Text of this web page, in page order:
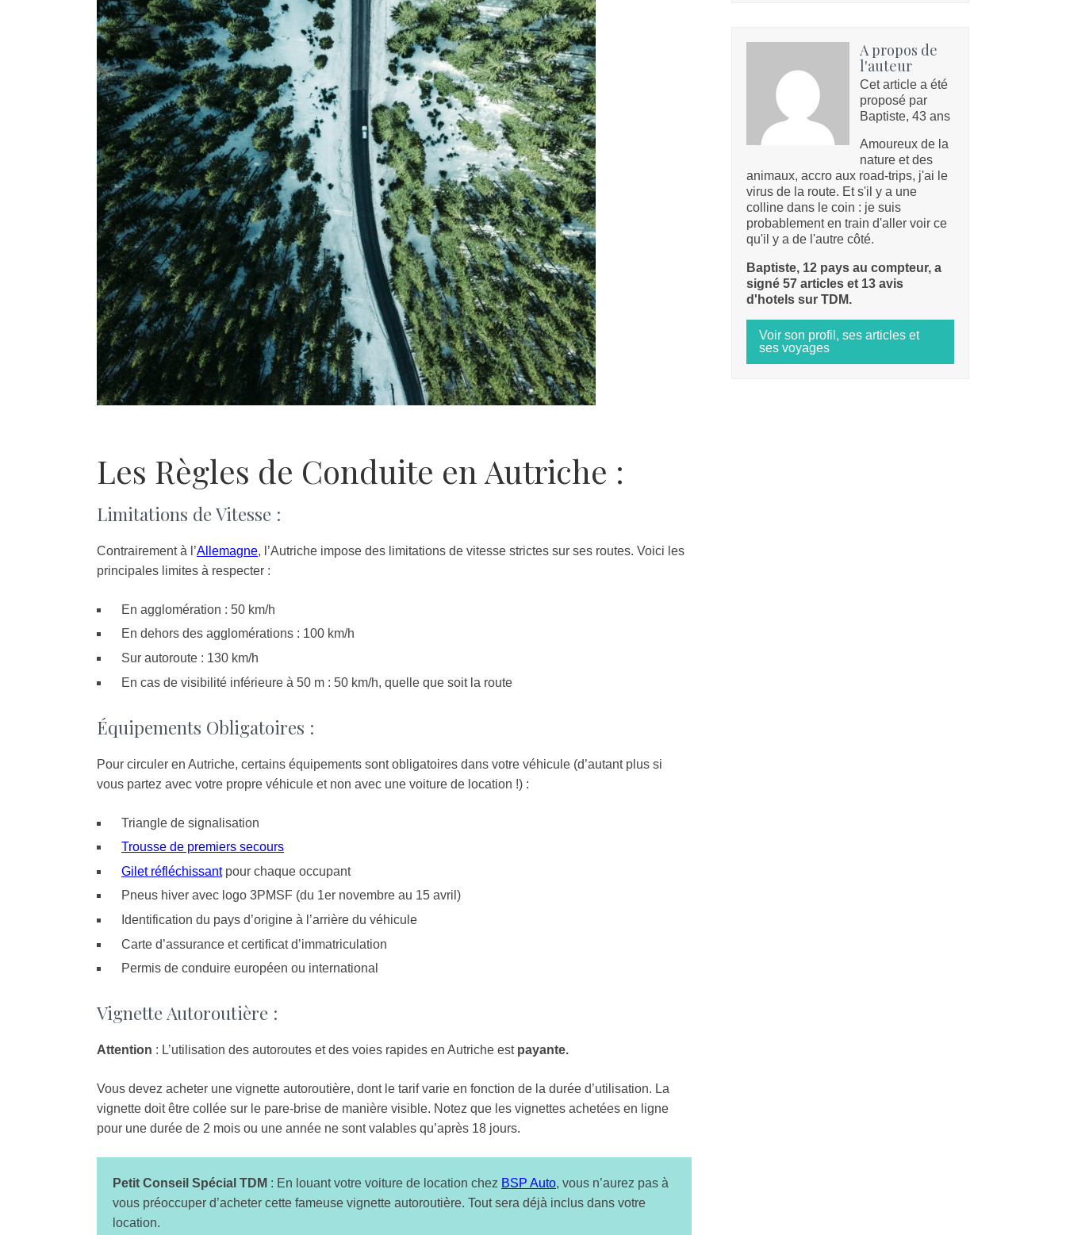
Les Règles de Conduite en Autriche :
Limitations de Vitesse :
Contrairement à l’Allemagne, l’Autriche impose des limitations de vitesse strictes sur ses routes. Voici les
principales limites à respecter :
En agglomération : 50 km/h
En dehors des agglomérations : 100 km/h
Sur autoroute : 130 km/h
En cas de visibilité inférieure à 50 m : 50 km/h, quelle que soit la route
Équipements Obligatoires :
Pour circuler en Autriche, certains équipements sont obligatoires dans votre véhicule (d’autant plus si
vous partez avec votre propre véhicule et non avec une voiture de location !) :
Triangle de signalisation
Trousse de premiers secours
Gilet réfléchissantpour chaque occupant
Pneus hiver avec logo 3PMSF (du 1er novembre au 15 avril)
Identification du pays d’origine à l’arrière du véhicule
Carte d’assurance et certificat d’immatriculation
Permis de conduire européen ou international
Vignette Autoroutière :
Attention : L’utilisation des autoroutes et des voies rapides en Autriche est payante.
Vous devez acheter une vignette autoroutière, dont le tarif varie en fonction de la durée d’utilisation. La
vignette doit être collée sur le pare-brise de manière visible. Notez que les vignettes achetées en ligne
pour une durée de 2 mois ou une année ne sont valables qu’après 18 jours.
Petit Conseil Spécial TDM : En louant votre voiture de location chez BSP Auto, vous n’aurez pas à
vous préoccuper d’acheter cette fameuse vignette autoroutière. Tout sera déjà inclus dans votre
location.
A propos de
l'auteur
Cet article a été
proposé par
Baptiste, 43 ans
Amoureux de la
nature et des
animaux, accro aux road-trips, j'ai le
virus de la route. Et s'il y a une
colline dans le coin : je suis
probablement en train d'aller voir ce
qu'il y a de l'autre côté.
Baptiste, 12 pays au compteur, a
signé 57 articles et 13 avis
d'hotels sur TDM.
Voir son profil, ses articles et
ses voyages